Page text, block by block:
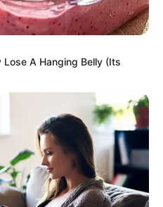
A Hanging Belly (Its